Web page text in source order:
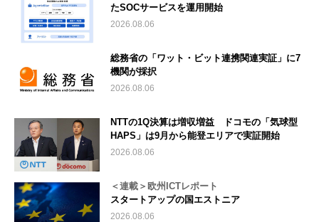
たSOCサービスを運用開始
2026.08.06
総務省の「ワット・ビット連携関連実証」に7
機関が採択
2026.08.06
NTTの1Q決算は増収増益 ドコモの「気球型
HAPS」は9月から能登エリアで実証開始
2026.08.06
＜連載＞欧州ICTレポート
スタートアップの国エストニア
2026.08.06